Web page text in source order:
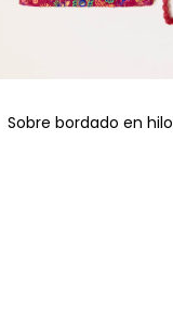
Sobre bordado en hilo